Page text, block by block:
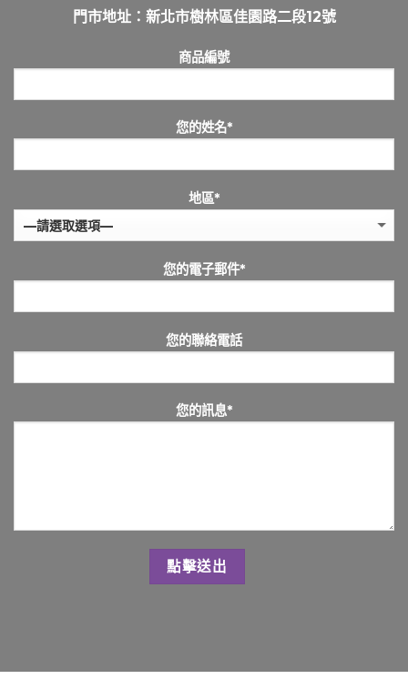
門市地址： 新北市樹林區佳園路二段12號
商品編號
您的姓名*
地區*
您的電子郵件*
您的聯絡電話
您的訊息*